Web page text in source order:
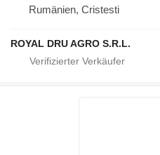
Rumänien, Cristesti
ROYAL DRU AGRO S.R.L.